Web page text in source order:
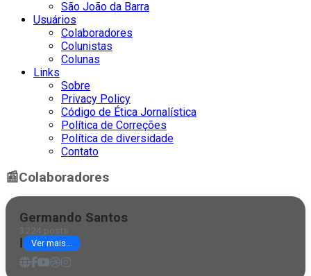
São João da Barra
Usuários
Colaboradores
Colunistas
Colunas
Links
Sobre
Privacy Policy
Código de Ética Jornalística
Política de Correções
Política de diversidade
Contato
📰Colaboradores
Germando Santos
3224 posts
| Ver mais...